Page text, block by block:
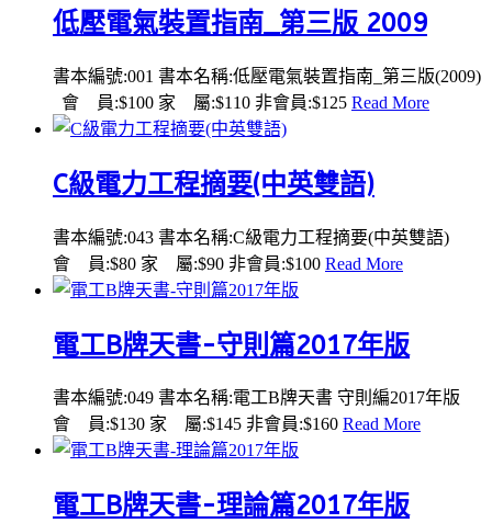
低壓電氣裝置指南_第三版 2009
書本編號:001 書本名稱:低壓電氣裝置指南_第三版(2009)
會 員:$100 家 屬:$110 非會員:$125 Read More
C級電力工程摘要(中英雙語)
書本編號:043 書本名稱:C級電力工程摘要(中英雙語)
會 員:$80 家 屬:$90 非會員:$100 Read More
電工B牌天書-守則篇2017年版
書本編號:049 書本名稱:電工B牌天書 守則編2017年版
會 員:$130 家 屬:$145 非會員:$160 Read More
電工B牌天書-理論篇2017年版